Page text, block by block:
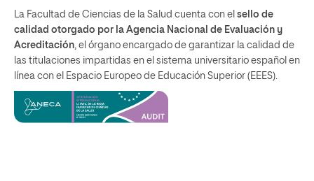
La Facultad de Ciencias de la Salud cuenta con el sello de
calidad otorgado por la Agencia Nacional de Evaluación y
Acreditación, el órgano encargado de garantizar la calidad de
las titulaciones impartidas en el sistema universitario español en
línea con el Espacio Europeo de Educación Superior (EEES).